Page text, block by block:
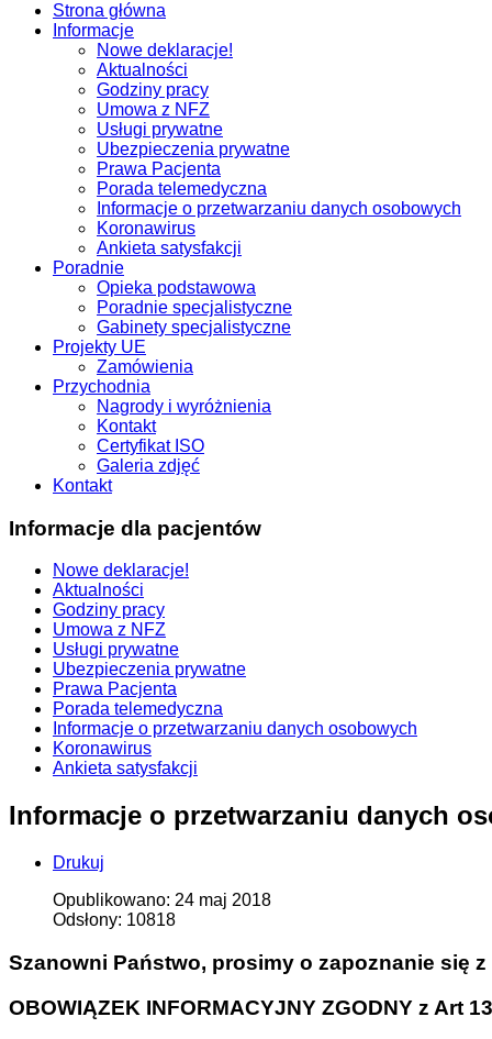
Strona główna
Informacje
Nowe deklaracje!
Aktualności
Godziny pracy
Umowa z NFZ
Usługi prywatne
Ubezpieczenia prywatne
Prawa Pacjenta
Porada telemedyczna
Informacje o przetwarzaniu danych osobowych
Koronawirus
Ankieta satysfakcji
Poradnie
Opieka podstawowa
Poradnie specjalistyczne
Gabinety specjalistyczne
Projekty UE
Zamówienia
Przychodnia
Nagrody i wyróżnienia
Kontakt
Certyfikat ISO
Galeria zdjęć
Kontakt
Informacje dla pacjentów
Nowe deklaracje!
Aktualności
Godziny pracy
Umowa z NFZ
Usługi prywatne
Ubezpieczenia prywatne
Prawa Pacjenta
Porada telemedyczna
Informacje o przetwarzaniu danych osobowych
Koronawirus
Ankieta satysfakcji
Informacje o przetwarzaniu danych
Drukuj
Opublikowano: 24 maj 2018
Odsłony: 10818
Szanowni Państwo, prosimy o zapoznanie się
OBOWIĄZEK INFORMACYJNY ZGODNY z Art